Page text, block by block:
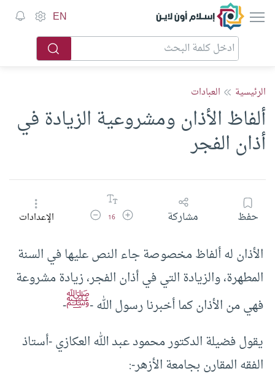
إسلام أون لاين EN
الرئيسية العبادات
ألفاظ الأذان ومشروعية الزيادة في
أذان الفجر
حفظ مشاركة زيادة حجم الخط
16 تقليل حجم الخطالإعدادات
الأذان له ألفاظ مخصوصة جاء النص عليها في السنة
المطهرة، والزيادة التي في أذان الفجر، زيادة مشروعة
فهي من الأذان كما أخبرنا رسول الله -ﷺ-
يقول فضيلة الدكتور محمود عبد الله العكازي -أستاذ
الفقه المقارن بجامعة الأزهر-: